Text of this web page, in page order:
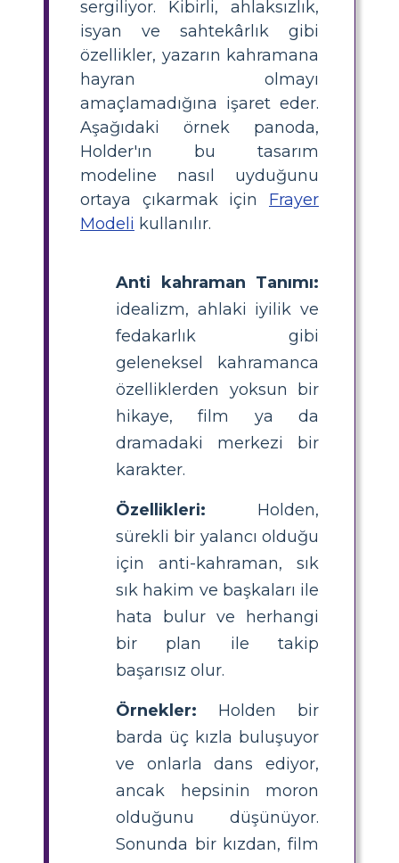
sergiliyor. Kibirli, ahlaksızlık,
isyan ve sahtekârlık gibi
özellikler, yazarın kahramana
hayran olmayı
amaçlamadığına işaret eder.
Aşağıdaki örnek panoda,
Holder'ın bu tasarım
modeline nasıl uyduğunu
ortaya çıkarmak için Frayer
Modeli kullanılır.
Anti kahraman Tanımı:
idealizm, ahlaki iyilik ve
fedakarlık gibi
geleneksel kahramanca
özelliklerden yoksun bir
hikaye, film ya da
dramadaki merkezi bir
karakter.
Özellikleri: Holden,
sürekli bir yalancı olduğu
için anti-kahraman, sık
sık hakim ve başkaları ile
hata bulur ve herhangi
bir plan ile takip
başarısız olur.
Örnekler: Holden bir
barda üç kızla buluşuyor
ve onlarla dans ediyor,
ancak hepsinin moron
olduğunu düşünüyor.
Sonunda bir kızdan, film